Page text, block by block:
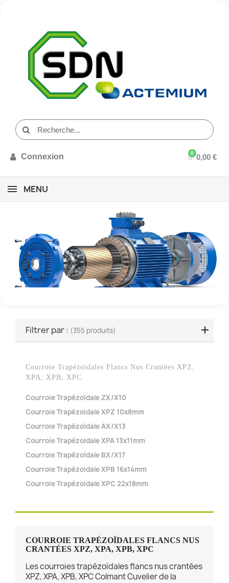
Connexion 0,00 €
MENU
Filtrer par : (355 produits)
Courroie Trapézoïdales Flancs Nus Crantées XPZ,
XPA, XPB, XPC
Courroie Trapézoïdale ZX/X10
Courroie Trapézoidale XPZ 10x8mm
Courroie Trapézoïdale AX/X13
Courroie Trapézoidale XPA 13x11mm
Courroie Trapézoïdale BX/X17
Courroie Trapézoidale XPB 16x14mm
Courroie Trapézoidale XPC 22x18mm
COURROIE TRAPÉZOÏDALES FLANCS NUS
CRANTÉES XPZ, XPA, XPB, XPC
Les courroies trapézoïdales flancs nus crantées
XPZ, XPA, XPB, XPC Colmant Cuvelier de la